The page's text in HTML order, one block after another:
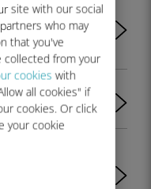
site with our social
who may
that you've
from your
cookies with
all cookies" if
cookies. Or click
your cookie
11